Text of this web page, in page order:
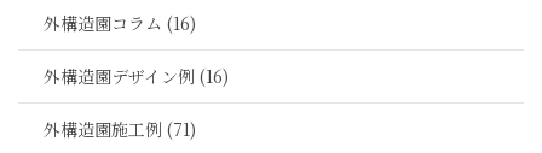
外構造園コラム (16)
外構造園デザイン例 (16)
外構造園施工例 (71)